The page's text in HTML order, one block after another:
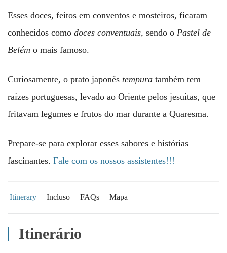
Esses doces, feitos em conventos e mosteiros, ficaram
conhecidos como doces conventuais, sendo o Pastel de
Belém o mais famoso.
Curiosamente, o prato japonês tempura também tem
raízes portuguesas, levado ao Oriente pelos jesuítas, que
fritavam legumes e frutos do mar durante a Quaresma.
Prepare-se para explorar esses sabores e histórias
fascinantes. Fale com os nossos assistentes!!!
Itinerary Incluso FAQs Mapa
Itinerário